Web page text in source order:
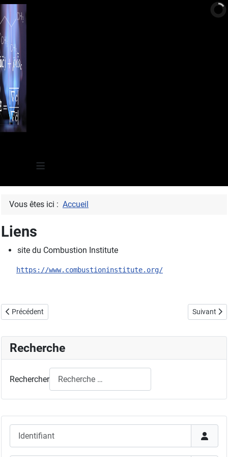
≡
Vous êtes ici : Accueil
Liens
site du Combustion Institute
https://www.combustioninstitute.org/
Article précédent : Nous contacter
Précédent Article
Suivant
Recherche
Rechercher